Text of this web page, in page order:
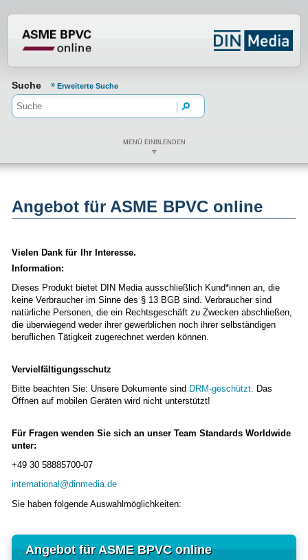
Suche Erweiterte Suche
MENÜ EINBLENDEN
Angebot für ASME BPVC online
Vielen Dank für Ihr Interesse.
Information:
Dieses Produkt bietet DIN Media ausschließlich Kund*innen an, die
keine Verbraucher im Sinne des § 13 BGB sind. Verbraucher sind
natürliche Personen, die ein Rechtsgeschäft zu Zwecken abschließen,
die überwiegend weder ihrer gewerblichen noch ihrer selbständigen
beruflichen Tätigkeit zugerechnet werden können.
Vervielfältigungsschutz
Bitte beachten Sie: Unsere Dokumente sind DRM-geschützt. Das
Öffnen auf mobilen Geräten wird nicht unterstützt!
Für Fragen wenden Sie sich an unser Team Standards Worldwide
unter:
+49 30 58885700-07
international@dinmedia.de
Sie haben folgende Auswahlmöglichkeiten:
Angebot für ASME BPVC online